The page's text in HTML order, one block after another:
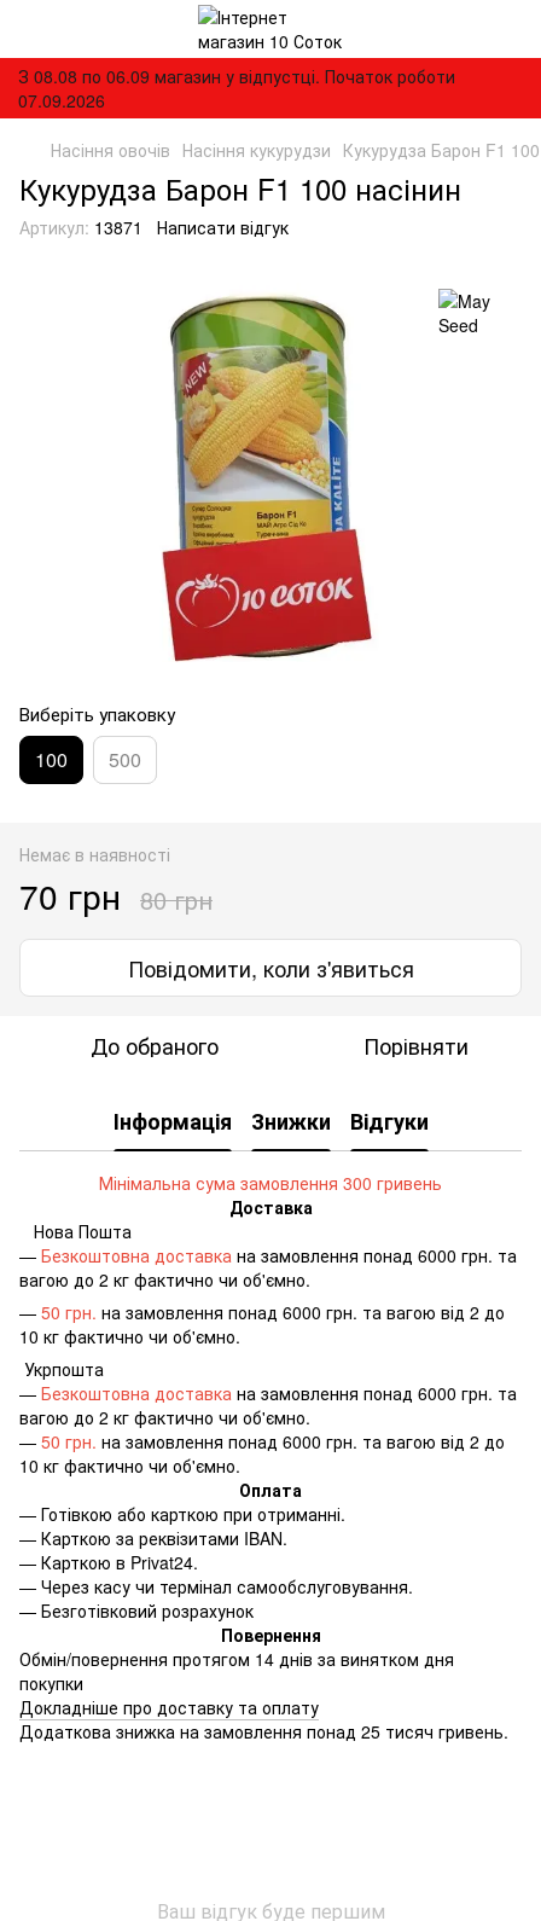
З 08.08 по 06.09 магазин у відпустці. Початок роботи
07.09.2026
Насіння овочів Насіння кукурудзи Кукурудза Барон F1
Кукурудза Барон F1 100 насінин
Артикул: 13871 Написати відгук
Виберіть упаковку
100 500
Немає в наявності
70 грн 80 грн
Повідомити, коли з'явиться
До обраного Порівняти
Інформація Знижки Відгуки
Мінімальна сума замовлення 300 гривень
Доставка
Нова Пошта
— Безкоштовна доставка на замовлення понад 6000 грн. та
вагою до 2 кг фактично чи об'ємно.
— 50 грн. на замовлення понад 6000 грн. та вагою від 2 до
10 кг фактично чи об'ємно.
Укрпошта
— Безкоштовна доставка на замовлення понад 6000 грн. та
вагою до 2 кг фактично чи об'ємно.
— 50 грн. на замовлення понад 6000 грн. та вагою від 2 до
10 кг фактично чи об'ємно.
Оплата
— Готівкою або карткою при отриманні.
— Карткою за реквізитами IBAN.
— Карткою в Privat24.
— Через касу чи термінал самообслуговування.
— Безготівковий розрахунок
Повернення
Обмін/повернення протягом 14 днів за винятком дня
покупки
Докладніше про доставку та оплату
Додаткова знижка на замовлення понад 25 тисяч гривень.
Ваш відгук буде першим